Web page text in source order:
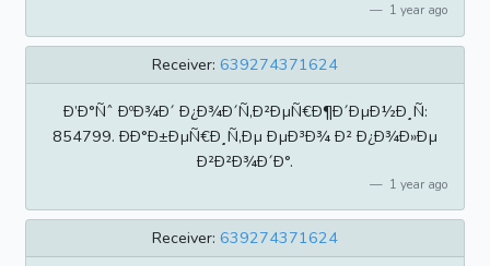
1 year ago
Receiver: 639274371624
Ð’Ð°Ñˆ ÐºÐ¾Ð´ Ð¿Ð¾Ð´Ñ‚Ð²ÐµÑ€Ð¶Ð´ÐµÐ½Ð¸Ñ:
854799. ÐÐ°Ð±ÐµÑ€Ð¸Ñ‚Ðµ ÐµÐ³Ð¾ Ð² Ð¿Ð¾Ð»Ðµ
Ð²Ð²Ð¾Ð´Ð°.
1 year ago
Receiver: 639274371624